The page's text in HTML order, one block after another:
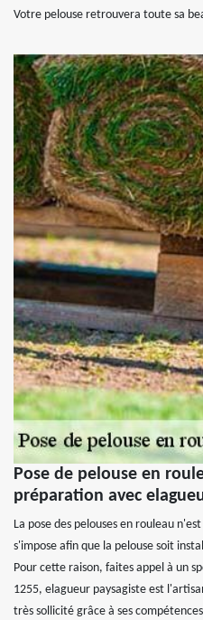
Votre pelouse retrouvera toute sa
Pose de pelouse en
préparation avec
La pose des pelouses en rouleau
s'impose afin que la pelouse soit
Pour cette raison, faites appel à un
1255, elagueur paysagiste est
très sollicité grâce à ses